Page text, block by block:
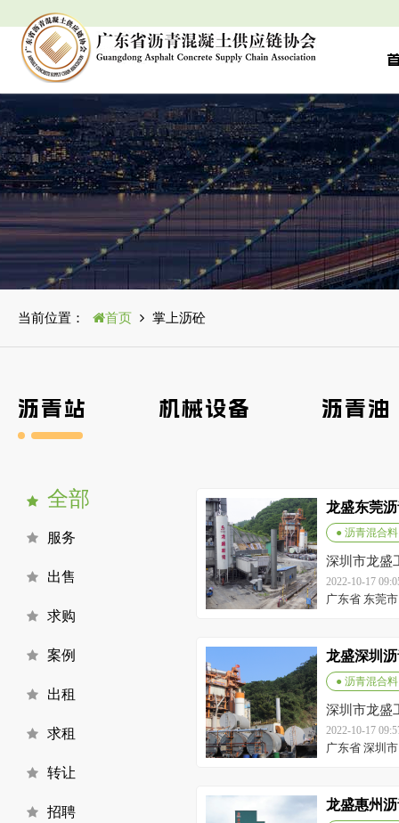
当前位置： 首页 掌上沥砼
沥青站 机械设备 沥青油
全部
服务
出售
求购
案例
出租
求租
转让
招聘
龙盛东莞
● 沥青混合料
深圳市龙盛
2022-10-17
广东省 东莞
龙盛深圳
● 沥青混合料
深圳市龙盛
2022-10-17
广东省 深圳
龙盛惠州